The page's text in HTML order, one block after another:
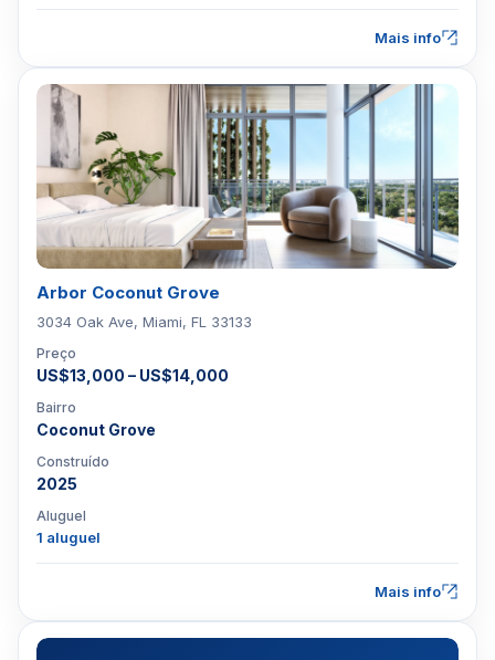
Mais info
Arbor Coconut Grove
3034 Oak Ave, Miami, FL 33133
Preço
US$13,000 – US$14,000
Bairro
Coconut Grove
Construído
2025
Aluguel
1 aluguel
Mais info